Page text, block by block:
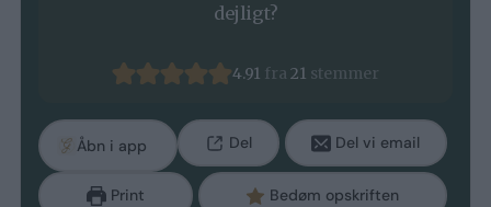
dejligt?
4.91 fra 21 stemmer
Åbn i app Del Del vi email
Print Bedøm opskriften